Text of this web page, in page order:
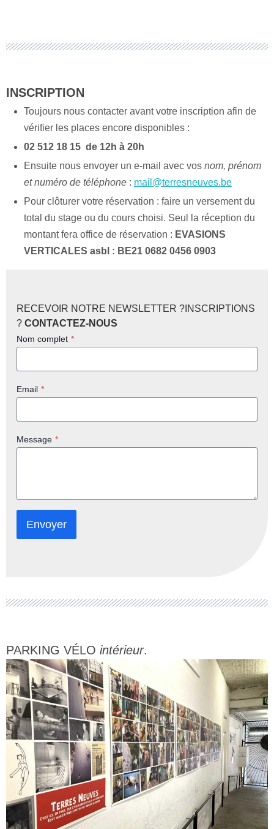
INSCRIPTION
Toujours nous contacter avant votre inscription afin de
vérifier les places encore disponibles :
02 512 18 15 de 12h à 20h
Ensuite nous envoyer un e-mail avec vos nom, prénom
et numéro de téléphone: mail@terresneuves.be
Pour clôturer votre réservation : faire un versement du
total du stage ou du cours choisi. Seul la réception du
montant fera office de réservation : EVASIONS
VERTICALES asbl : BE21 0682 0456 0903
RECEVOIR NOTRE NEWSLETTER ?INSCRIPTIONS
? CONTACTEZ-NOUS
Nom complet *
Email *
Message *
Envoyer
PARKING VÉLO intérieur.